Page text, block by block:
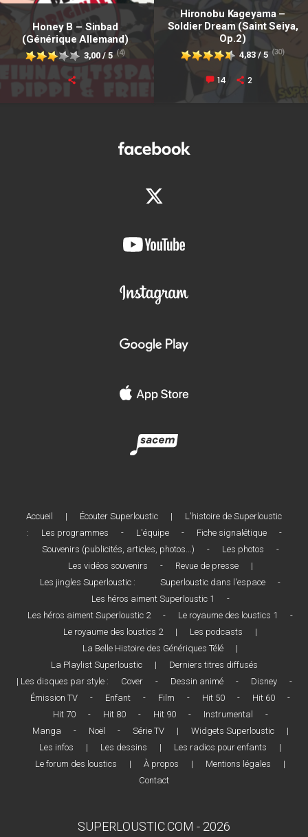
Honey B – Sinbad
(Générique Allemand)
3,00 / 5 (4)
Hironobu Kageyama –
Soldier Dream (Saint Seiya,
Op.2)
4,83 / 5 (30)
14 2
Accueil | Écouter Superloustic |
L'histoire de Superloustic
:
Les programmes - L'équipe - Fiche signalétique
-
Souvenirs (publicités, articles, photos...)
- Les photos
-
Les vidéos souvenirs
- Revue de presse
|
Les jingles Superloustic :
Superloustic dans l'espace
-
Les héros aiment Superloustic 1
-
Les héros aiment Superloustic 2
- Le royaume des loustics 1
-
Le royaume des loustics 2
| Les podcasts
|
La Belle Histoire des Génériques Télé
|
La Playlist Superloustic
|
Derniers titres diffusés
| Les disques par style :
Cover - Dessin animé - Disney
-
Émission TV
- Enfant - Film - Hit 50 - Hit 60
-
Hit 70
- Hit 80 - Hit 90 - Instrumental
-
Manga
- Noël - Série TV | Widgets Superloustic
|
Les infos
| Les dessins | Les radios pour enfants
|
Le forum des loustics
| À propos | Mentions légales
|
Contact
SUPERLOUSTIC.COM - 2026